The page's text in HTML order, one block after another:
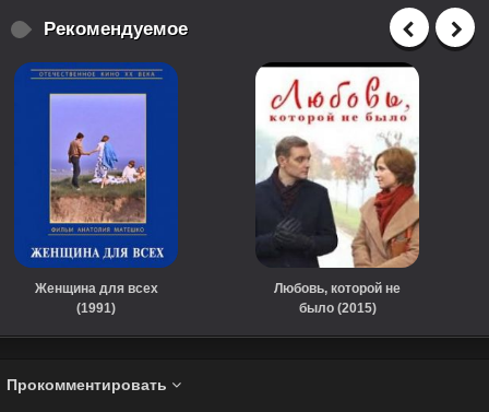
Рекомендуемое
Женщина для всех
(1991)
Любовь, которой не
было (2015)
Прокомментировать